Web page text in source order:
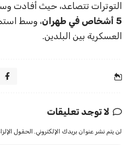
التوترات تتصاعد، حيث أفادت
5 أشخاص في طهران
، وسط
العسكرية بين البلدين.
لا توجد تعليقات
لن يتم نشر عنوان بريدك الإلكتروني. الحقول